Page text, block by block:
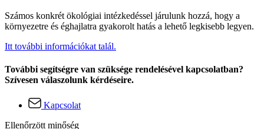
Számos konkrét ökológiai intézkedéssel járulunk hozzá, hogy a
környezetre és éghajlatra gyakorolt hatás a lehető legkisebb legyen.
Itt további információkat talál.
További segítségre van szüksége rendelésével kapcsolatban?
Szívesen válaszolunk kérdéseire.
Kapcsolat
Ellenőrzött minőség